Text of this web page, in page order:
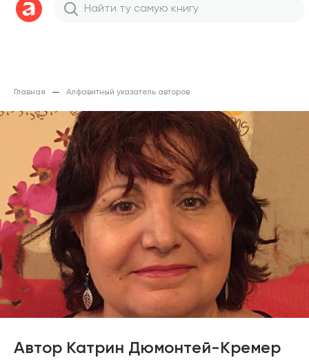
Главная Алфавитный указатель авторов
Автор Катрин Дюмонтей-Кремер